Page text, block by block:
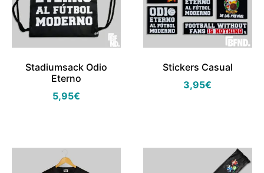
Stadiumsack Odio
Eterno
5,95€
Stickers Casual
3,95€